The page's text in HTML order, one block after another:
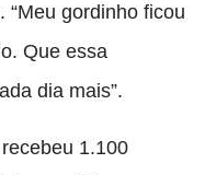
“Meu gordinho ficou
Que essa
dia mais”.
1.100